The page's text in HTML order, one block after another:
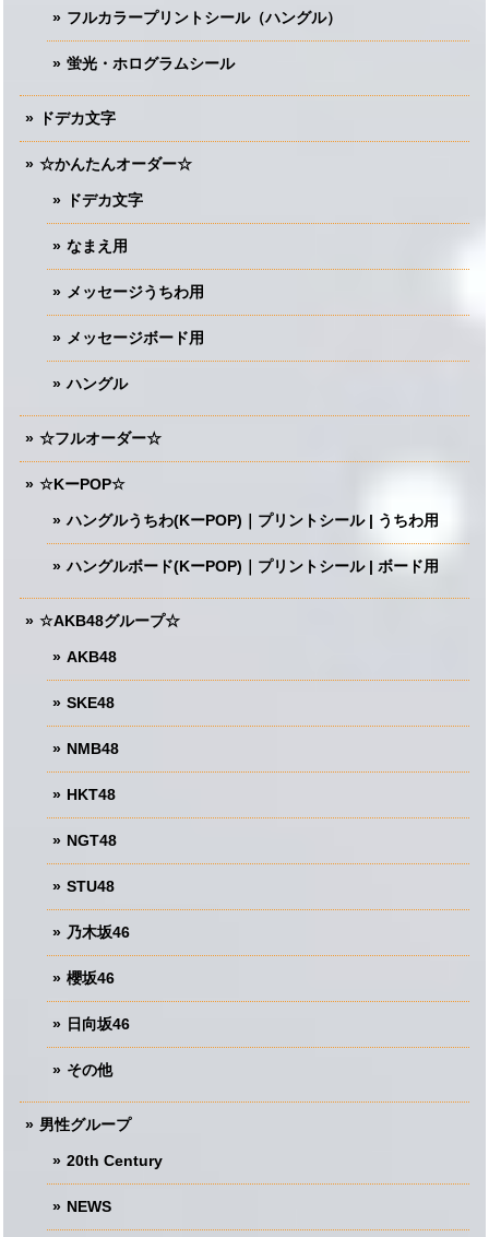
フルカラープリントシール（ハングル）
蛍光・ホログラムシール
ドデカ文字
☆かんたんオーダー☆
ドデカ文字
なまえ用
メッセージうちわ用
メッセージボード用
ハングル
☆フルオーダー☆
☆KーPOP☆
ハングルうちわ(KーPOP)｜プリントシール | うちわ用
ハングルボード(KーPOP)｜プリントシール | ボード用
☆AKB48グループ☆
AKB48
SKE48
NMB48
HKT48
NGT48
STU48
乃木坂46
櫻坂46
日向坂46
その他
男性グループ
20th Century
NEWS